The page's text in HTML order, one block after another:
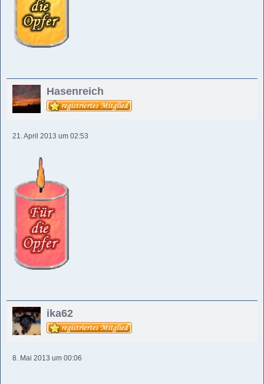
Hasenreich
21. April 2013 um 02:53
ika62
8. Mai 2013 um 00:06